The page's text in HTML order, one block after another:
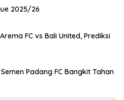
2025/26
FC vs Bali United, Prediksi
Padang FC Bangkit Tahan